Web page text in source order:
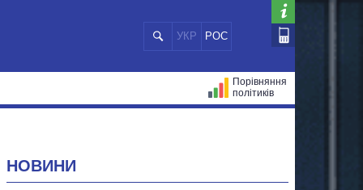
УКР РОС
Порівняння
політиків
НОВИНИ